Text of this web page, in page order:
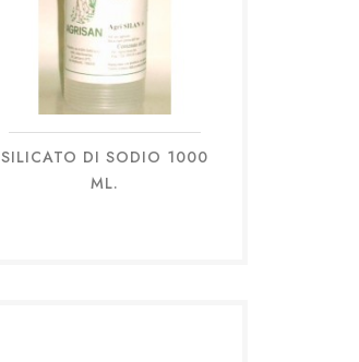
SILICATO DI SODIO 1000
ML.
Anteprima